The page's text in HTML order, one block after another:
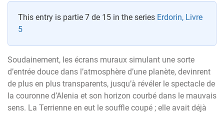
This entry is partie 7 de 15 in the series Erdorin, Livre
5
Soudainement, les écrans muraux simulant une sorte
d’entrée douce dans l’atmosphère d’une planète, devinrent
de plus en plus transparents, jusqu’à révéler le spectacle de
la couronne d’Alenia et son horizon courbé dans le mauvais
sens. La Terrienne en eut le souffle coupé ; elle avait déjà